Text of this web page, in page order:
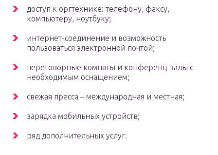
доступ к оргтехнике: телефону, факсу,
компьютеру, ноутбуку;
интернет-соединение и возможность
пользоваться электронной почтой;
переговорные комнаты и конференц-залы с
необходимым оснащением;
свежая пресса – международная и местная;
зарядка мобильных устройств;
ряд дополнительных услуг.